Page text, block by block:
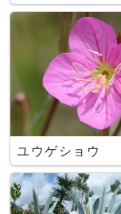
ユウゲショウ